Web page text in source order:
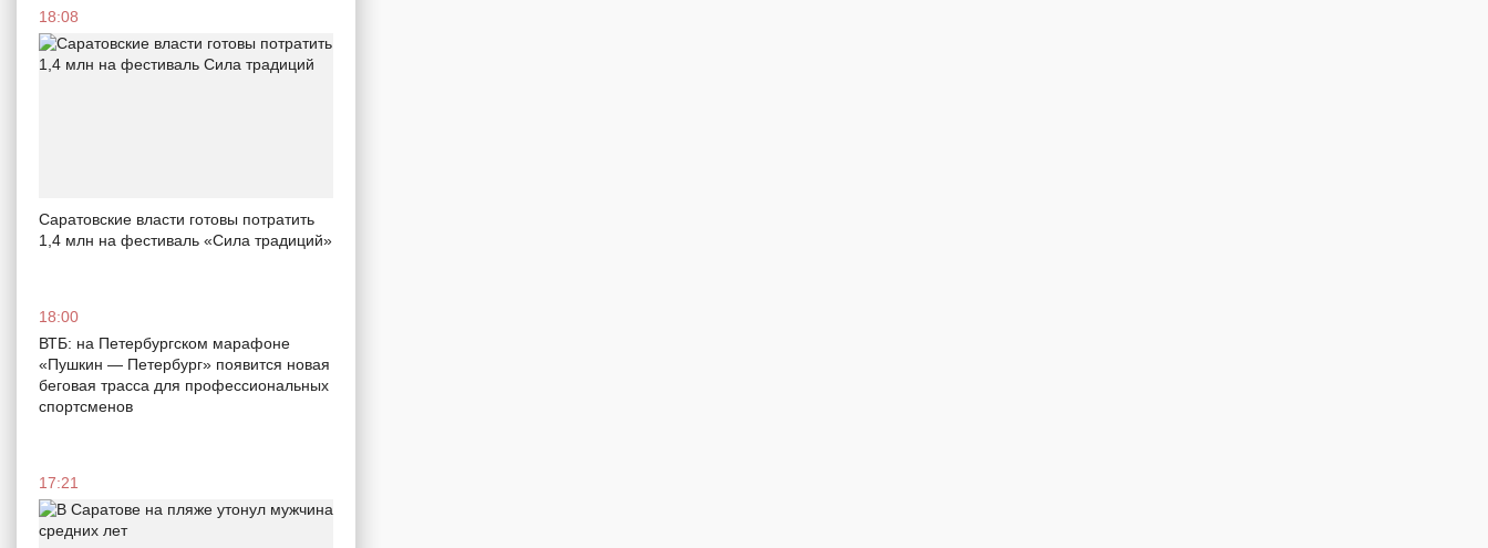
18:08
Саратовские власти готовы потратить
1,4 млн на фестиваль «Сила традиций»
18:00
ВТБ: на Петербургском марафоне
«Пушкин — Петербург» появится новая
беговая трасса для профессиональных
спортсменов
17:21